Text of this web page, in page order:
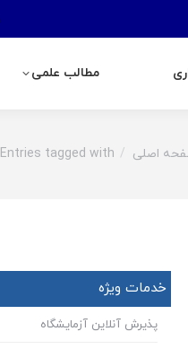
مطالب علمی
You are
اصلی Entries tagged with "بیماری های ژنتیکی"
خدمات ویژه
پذیرش آنلاین آزمایشگاه